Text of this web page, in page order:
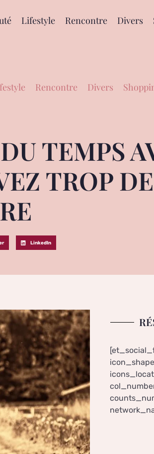
Lifestyle Rencontre Divers
Rencontre Divers
TEMPS
TROP
LinkedIn